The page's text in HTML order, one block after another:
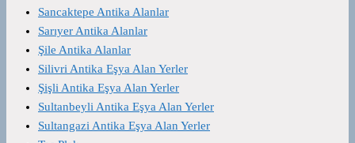
Sancaktepe Antika Alanlar
Sarıyer Antika Alanlar
Şile Antika Alanlar
Silivri Antika Eşya Alan Yerler
Şişli Antika Eşya Alan Yerler
Sultanbeyli Antika Eşya Alan Yerler
Sultangazi Antika Eşya Alan Yerler